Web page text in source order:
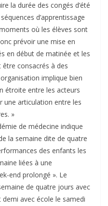
la durée des congés d’été
d’apprentissage
où les élèves sont
prévoir une mise en
en début de matinée et les
être consacrés à des
implique bien
étroite entre les acteurs
une articulation entre les
»
de médecine indique
la semaine dite de quatre
des enfants les
liées à une
end prolongé ». Le
de quatre jours avec
avec école le samedi